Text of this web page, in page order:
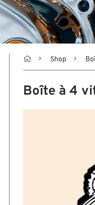
 Shop
Boîte à 4